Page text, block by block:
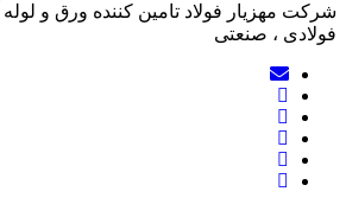
شرکت مهزیار فولاد تامین کننده ورق و
فولادی ، صنعتی